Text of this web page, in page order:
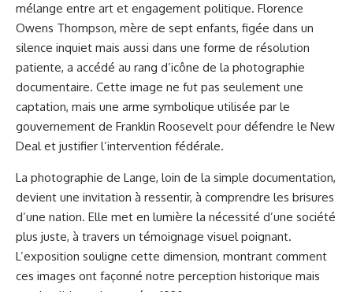
mélange entre art et engagement politique. Florence
Owens Thompson, mère de sept enfants, figée dans un
silence inquiet mais aussi dans une forme de résolution
patiente, a accédé au rang d’icône de la photographie
documentaire. Cette image ne fut pas seulement une
captation, mais une arme symbolique utilisée par le
gouvernement de Franklin Roosevelt pour défendre le New
Deal et justifier l’intervention fédérale.
La photographie de Lange, loin de la simple documentation,
devient une invitation à ressentir, à comprendre les brisures
d’une nation. Elle met en lumière la nécessité d’une société
plus juste, à travers un témoignage visuel poignant.
L’exposition souligne cette dimension, montrant comment
ces images ont façonné notre perception historique mais